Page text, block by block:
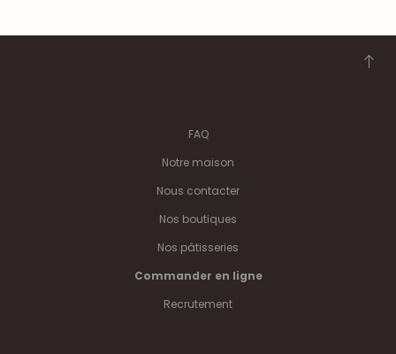
FAQ
Notre maison
Nous contacter
Nos boutiques
Nos pâtisseries
Commander en ligne
Recrutement